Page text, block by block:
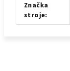
Značka
stroje: